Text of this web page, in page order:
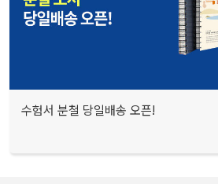
수험서 분철 당일배송 오픈!